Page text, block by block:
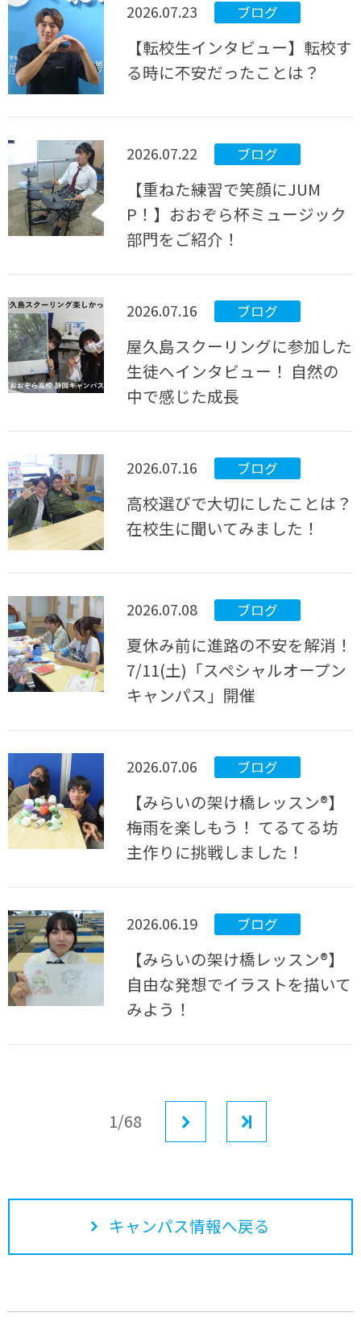
2026.07.23 ブログ
【転校生インタビュー】転校す
る時に不安だったことは？
2026.07.22 ブログ
【重ねた練習で笑顔にJUM
P！】おおぞら杯ミュージック
部門をご紹介！
2026.07.16 ブログ
屋久島スクーリングに参加した
生徒へインタビュー！ 自然の
中で感じた成長
2026.07.16 ブログ
高校選びで大切にしたことは？
在校生に聞いてみました！
2026.07.08 ブログ
夏休み前に進路の不安を解消！
7/11(土)「スペシャルオープン
キャンパス」開催
2026.07.06 ブログ
【みらいの架け橋レッスン®︎】
梅雨を楽しもう！ てるてる坊
主作りに挑戦しました！
2026.06.19 ブログ
【みらいの架け橋レッスン®】
自由な発想でイラストを描いて
みよう！
1/68
キャンパス情報へ戻る